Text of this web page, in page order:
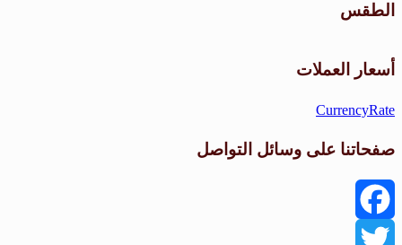
الطقس
أسعار العملات
CurrencyRate
صفحاتنا على وسائل التواصل
Facebook